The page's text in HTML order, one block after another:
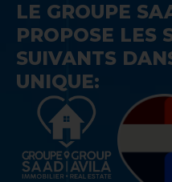
LE GROUPE
PROPOSE LES
SUIVANTS
UNIQUE: